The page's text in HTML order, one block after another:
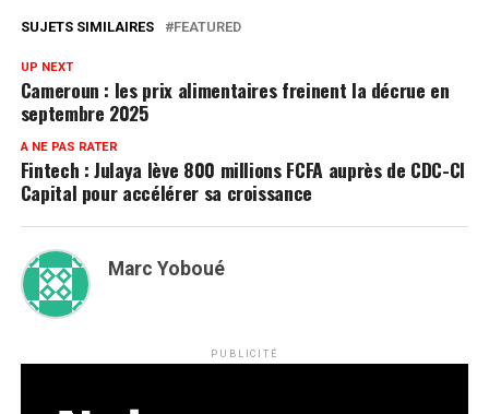
SUJETS SIMILAIRES FEATURED
UP NEXT
Cameroun : les prix alimentaires freinent la décrue en
septembre 2025
A NE PAS RATER
Fintech : Julaya lève 800 millions FCFA auprès de CDC-CI
Capital pour accélérer sa croissance
Marc Yoboué
PUBLICITÉ